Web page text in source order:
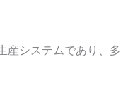
産システムであり、多